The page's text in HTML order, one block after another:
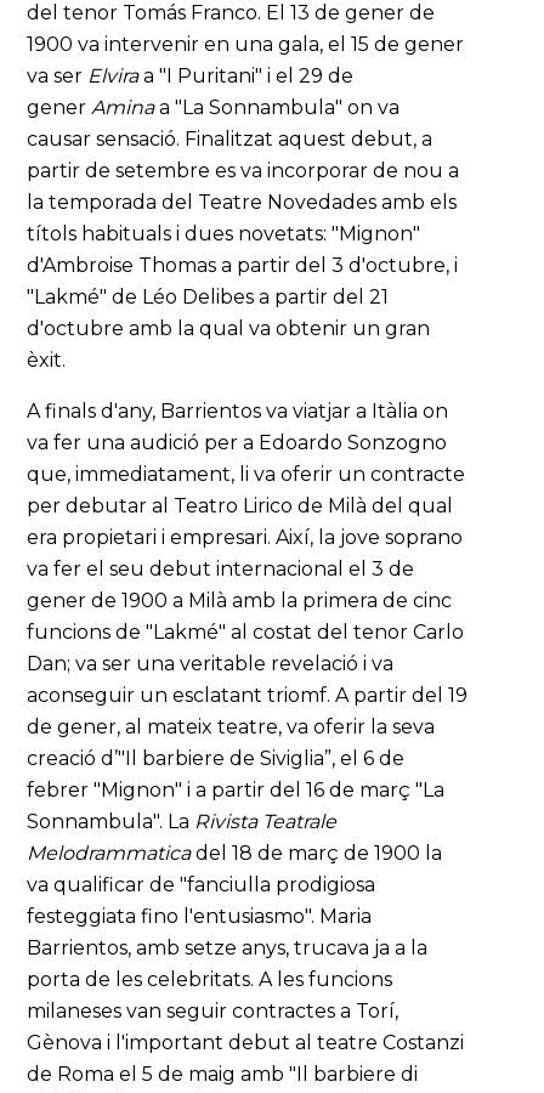
del tenor Tomás Franco. El 13 de gener de
1900 va intervenir en una gala, el 15 de gener
va ser Elviraa "I Puritani" i el 29 de
generAminaa "La Sonnambula" on va
causar sensació. Finalitzat aquest debut, a
partir de setembre es va incorporar de nou a
la temporada del Teatre Novedades amb els
títols habituals i dues novetats: "Mignon"
d'Ambroise Thomas a partir del 3 d'octubre, i
"Lakmé" de Léo Delibes a partir del 21
d'octubre amb la qual va obtenir un gran
èxit.
A finals d'any, Barrientos va viatjar a Itàlia on
va fer una audició per a Edoardo Sonzogno
que, immediatament, li va oferir un contracte
per debutar al Teatro Lirico de Milà del qual
era propietari i empresari. Així, la jove soprano
va fer el seu debut internacional el 3 de
gener de 1900 a Milà amb la primera de cinc
funcions de "Lakmé" al costat del tenor Carlo
Dan; va ser una veritable revelació i va
aconseguir un esclatant triomf. A partir del 19
de gener, al mateix teatre, va oferir la seva
creació d’"Il barbiere de Siviglia”, el 6 de
febrer "Mignon" i a partir del 16 de març "La
Sonnambula". La Rivista Teatrale
Melodrammaticadel 18 de març de 1900 la
va qualificar de "fanciulla prodigiosa
festeggiata fino l'entusiasmo". Maria
Barrientos, amb setze anys, trucava ja a la
porta de les celebritats. A les funcions
milaneses van seguir contractes a Torí,
Gènova i l'important debut al teatre Costanzi
de Roma el 5 de maig amb "Il barbiere di